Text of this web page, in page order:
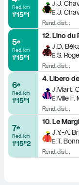
Red. km
1'15''1
J :J.
E :J.
Rend. dist. :
5e
Red. km
1'15''1
12.Lino du
J :D.
E :S.
Rend. dist. :
6e
Red. km
1'15''1
4.Libero
J :Mart.
E :Mlle F.
Rend. dist. :
7e
Red. km
1'15''2
10.Le
J :Y.-A.
E :T.
Rend. dist. :